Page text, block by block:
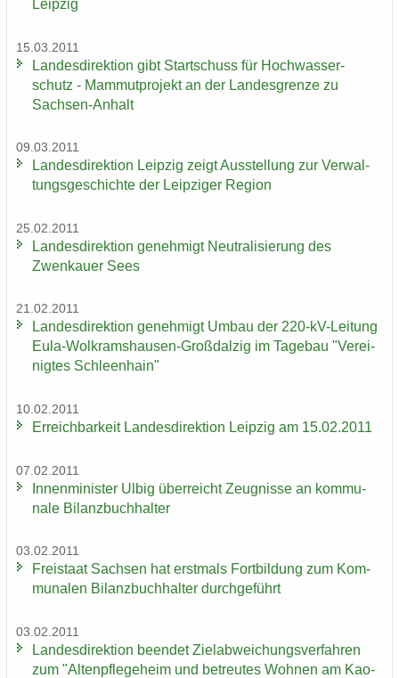
Leip­zig
15.03.2011
Lan­des­di­rek­ti­on gibt Start­schuss für Hoch­was­ser­
schutz - Mam­mut­pro­jekt an der Lan­des­gren­ze zu
Sachsen-​Anhalt
09.03.2011
Lan­des­di­rek­ti­on Leip­zig zeigt Aus­stel­lung zur Ver­wal­
tungs­ge­schich­te der Leip­zi­ger Re­gi­on
25.02.2011
Lan­des­di­rek­ti­on ge­neh­migt Neu­tra­li­sie­rung des
Zwenkau­er Sees
21.02.2011
Lan­des­di­rek­ti­on ge­neh­migt Umbau der 220-​kV-Leitung
Eula-​Wolkramshausen-Großdalzig im Ta­ge­bau "Ver­ei­
nig­tes Schleen­hain"
10.02.2011
Er­reich­bar­keit Lan­des­di­rek­ti­on Leip­zig am 15.02.2011
07.02.2011
In­nen­mi­nis­ter Ulbig über­reicht Zeug­nis­se an kom­mu­
na­le Bi­lanz­buch­hal­ter
03.02.2011
Frei­staat Sach­sen hat erst­mals Fort­bil­dung zum Kom­
mu­na­len Bi­lanz­buch­hal­ter durch­ge­führt
03.02.2011
Lan­des­di­rek­ti­on be­en­det Ziel­ab­wei­chungs­ver­fah­ren
zum "Al­ten­pfle­ge­heim und be­treu­tes Woh­nen am Kao­